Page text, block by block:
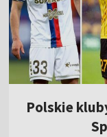
Polskie